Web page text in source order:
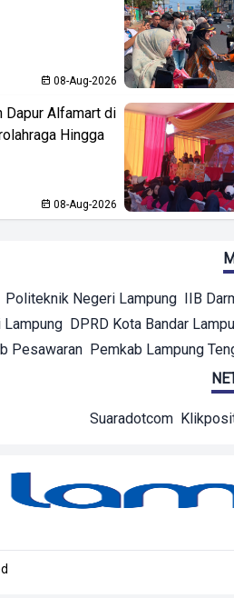
08-Aug-2026
Dapur Alfamart di
Hingga
08-Aug-2026
Politeknik Negeri Lampung IIB
Lampung DPRD Kota Bandar
Pesawaran Pemkab Lampung
Suaradotcom